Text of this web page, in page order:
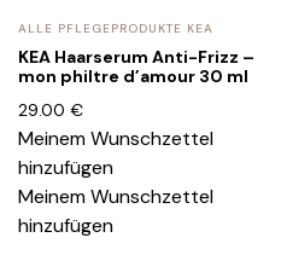
ALLE PFLEGEPRODUKTE KEA
KEA Haarserum Anti-Frizz –
mon philtre d’amour 30 ml
29.00 €
Meinem Wunschzettel
hinzufügen
Meinem Wunschzettel
hinzufügen